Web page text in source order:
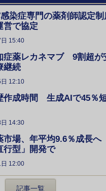
染症専門の薬剤師認定
営で協定
15:40
症薬レカネマブ 9割超が
継続
12:10
作成時間 生成AIで45％
14:30
市場、年平均9.6％成長
行型」開発で
12:00
記事一覧